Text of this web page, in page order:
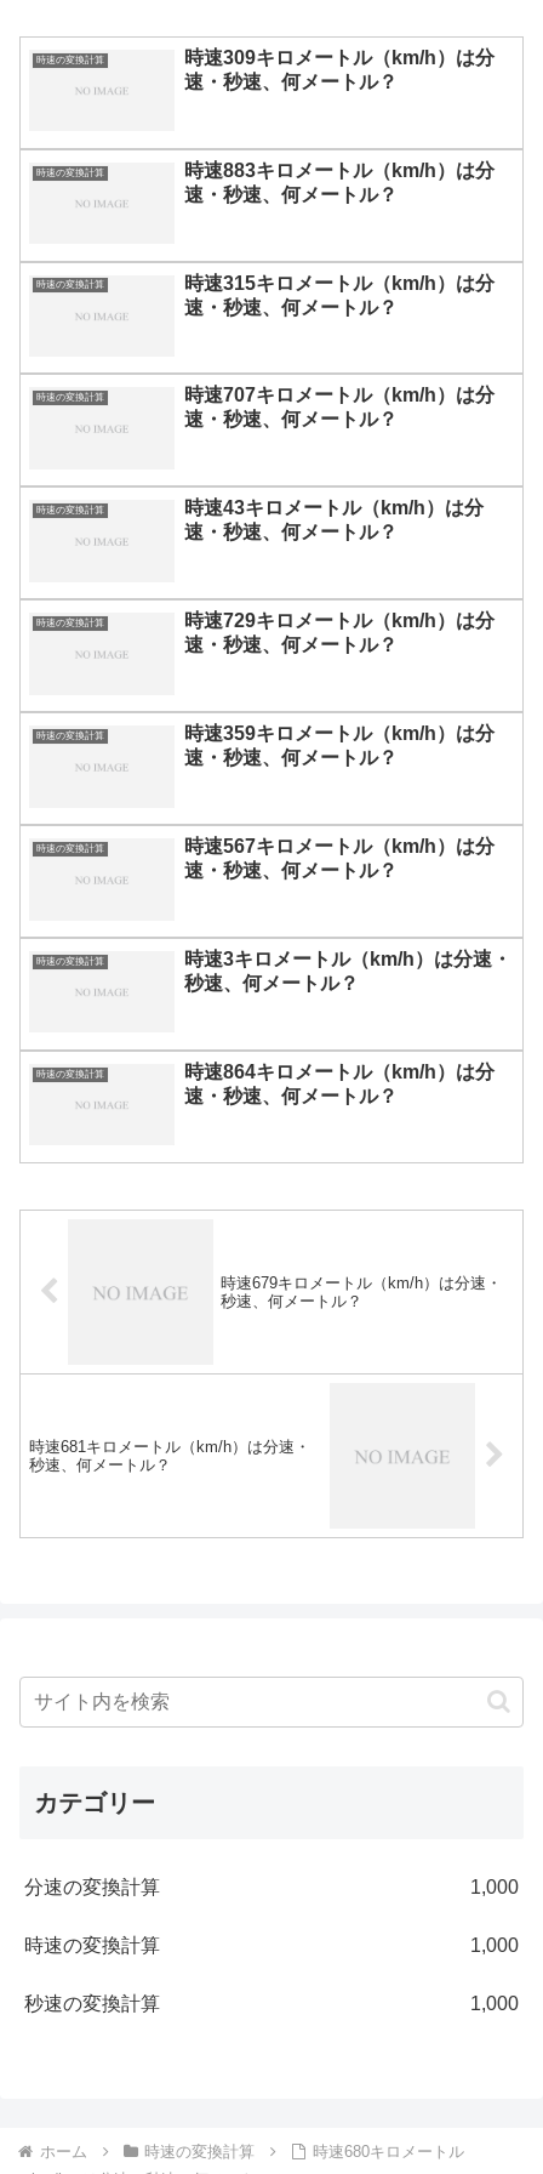
時速の変換計算
時速309キロメートル（km/h）は分
速・秒速、何メートル？
時速の変換計算
時速883キロメートル（km/h）は分
速・秒速、何メートル？
時速の変換計算
時速315キロメートル（km/h）は分
速・秒速、何メートル？
時速の変換計算
時速707キロメートル（km/h）は分
速・秒速、何メートル？
時速の変換計算
時速43キロメートル（km/h）は分
速・秒速、何メートル？
時速の変換計算
時速729キロメートル（km/h）は分
速・秒速、何メートル？
時速の変換計算
時速359キロメートル（km/h）は分
速・秒速、何メートル？
時速の変換計算
時速567キロメートル（km/h）は分
速・秒速、何メートル？
時速の変換計算
時速3キロメートル（km/h）は分速・
秒速、何メートル？
時速の変換計算
時速864キロメートル（km/h）は分
速・秒速、何メートル？
時速679キロメートル（km/h）は分速・
秒速、何メートル？
時速681キロメートル（km/h）は分速・
秒速、何メートル？
カテゴリー
分速の変換計算 1,000
時速の変換計算 1,000
秒速の変換計算 1,000
ホーム 時速の変換計算
時速680キロメートル